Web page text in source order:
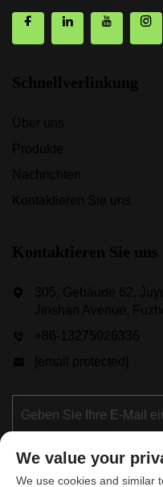
We value your
We use cookies and similar